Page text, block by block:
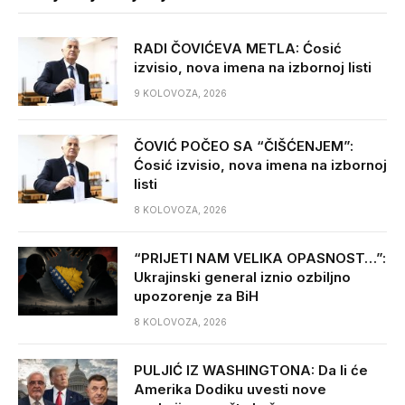
RADI ČOVIĆEVA METLA: Ćosić
izvisio, nova imena na izbornoj listi
9 KOLOVOZA, 2026
ČOVIĆ POČEO SA “ČIŠĆENJEM”:
Ćosić izvisio, nova imena na izbornoj
listi
8 KOLOVOZA, 2026
“PRIJETI NAM VELIKA OPASNOST…”:
Ukrajinski general iznio ozbiljno
upozorenje za BiH
8 KOLOVOZA, 2026
PULJIĆ IZ WASHINGTONA: Da li će
Amerika Dodiku uvesti nove